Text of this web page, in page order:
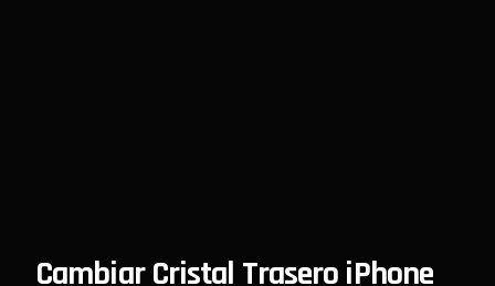
Cambiar Cristal Trasero iPhone